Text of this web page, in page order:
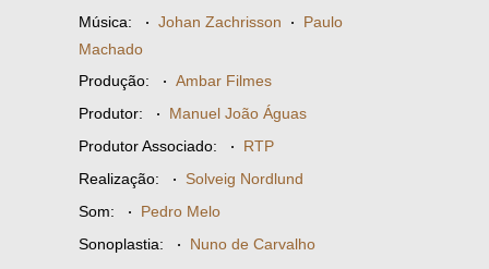
Música: · Johan Zachrisson · Paulo
Machado
Produção: · Ambar Filmes
Produtor: · Manuel João Águas
Produtor Associado: · RTP
Realização: · Solveig Nordlund
Som: · Pedro Melo
Sonoplastia: · Nuno de Carvalho